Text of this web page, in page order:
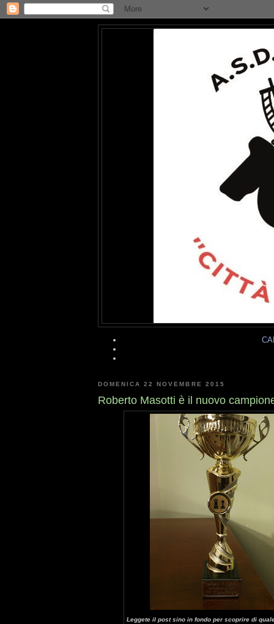
DOMENICA 22 NOVEMBRE 2015
Roberto Masotti è il nuovo
Leggete il post sino in fondo per scoprire di